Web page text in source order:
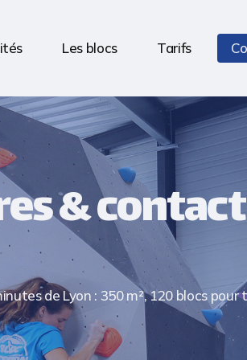
Les blocs Tarifs
& contact
de Lyon : 350 m², 120 blocs